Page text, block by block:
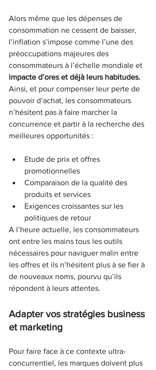
Alors même que les dépenses de
consommation ne cessent de baisser,
l’inflation s’impose comme l’une des
préoccupations majeures des
consommateurs à l’échelle mondiale et
impacte d’ores et déjà leurs habitudes.
Ainsi, et pour compenser leur perte de
pouvoir d’achat, les consommateurs
n’hésitent pas à faire marcher la
concurrence et partir à la recherche des
meilleures opportunités :
Etude de prix et offres
promotionnelles
Comparaison de la qualité des
produits et services
Exigences croissantes sur les
politiques de retour
A l’heure actuelle, les consommateurs
ont entre les mains tous les outils
nécessaires pour naviguer malin entre
les offres et ils n’hésitent plus à se fier à
de nouveaux noms, pourvu qu’ils
répondent à leurs attentes.
Adapter vos stratégies business
et marketing
Pour faire face à ce contexte ultra-
concurrentiel, les marques doivent plus